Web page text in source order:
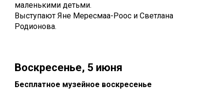
маленькими детьми.
Выступают Яне Мересмаа-Роос и Светлана
Родионова.
Воскресенье, 5 июня
Бесплатное музейное воскресенье